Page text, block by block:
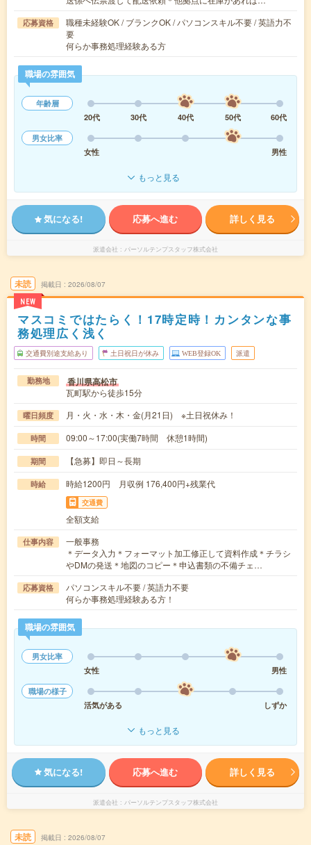
応募資格
職種未経験OK / ブランクOK / パソコンスキル不要 / 英語力不
要
何らか事務処理経験ある方
職場の雰囲気
年齢層
20代
30代 40代 50代
60代
男女比率
女性
男性
もっと見る
気になる! 応募へ進む 詳しく見る
派遣会社 パーソルテンプスタッフ株式会社
未読
NEW
掲載日 2026/08/07
マスコミではたらく！17時定時！カンタンな事
務処理広く浅く
交通費別途支給あり 土日祝日が休み WEB登録OK 派遣
勤務地 香川県高松市
瓦町駅から徒歩15分
曜日頻度 月・火・水・木・金(月21日) ※土日祝休み！
時間 09:00～17:00(実働7時間 休憩1時間)
期間 【急募】即日～長期
時給 時給1200円 月収例 176,400円+残業代
交通費
全額支給
仕事内容
一般事務
＊データ入力＊フォーマット加工修正して資料作成＊チラシ
やDMの発送＊地図のコピー＊申込書類の不備チェ…
応募資格
パソコンスキル不要 / 英語力不要
何らか事務処理経験ある方！
職場の雰囲気
男女比率
女性
男性
職場の様子
活気がある
しずか
もっと見る
気になる! 応募へ進む 詳しく見る
派遣会社 パーソルテンプスタッフ株式会社
未読 掲載日 2026/08/07